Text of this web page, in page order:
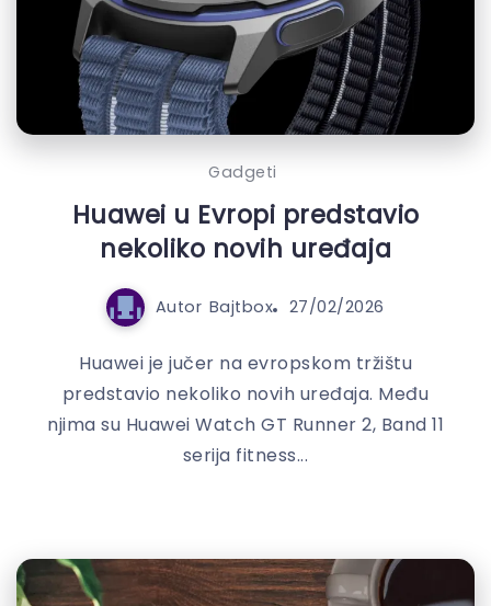
Gadgeti
Huawei u Evropi predstavio
nekoliko novih uređaja
Autor Bajtbox 27/02/2026
Huawei je jučer na evropskom tržištu
predstavio nekoliko novih uređaja. Među
njima su Huawei Watch GT Runner 2, Band 11
serija fitness...